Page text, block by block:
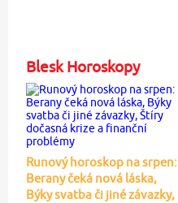
Blesk Horoskopy
Runový horoskop na srpen:
Berany čeká nová láska,
Býky svatba či jiné závazky,